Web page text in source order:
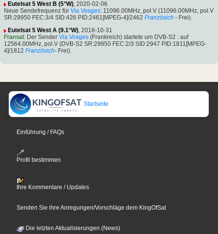
Eutelsat 5 West B (5°W), 2020-02-06
Neue Sendefrequenz für Via Vosges: 11096.00MHz, pol.V (11096.00MHz, pol.V
SR:29950 FEC:3/4 SID:426 PID:2461[MPEG-4]/2462 Französich - Frei).
Eutelsat 5 West A (9.1°W), 2018-10-31
Fransat: Der Sender Via Vosges (Frankreich) startete um DVB-S2 : auf
12564.00MHz, pol.V (DVB-S2 SR:29950 FEC:2/3 SID:2947 PID:1811[MPEG-
4]/1812 Französich- Frei).
Startseite
Einführung / FAQs
Profil bestimmen
Ihre Kommentare / Updates
Senden Sie ihre Anregungen/Vorschläge dem KingOfSat
Die letzten Aktualisierungen (News)